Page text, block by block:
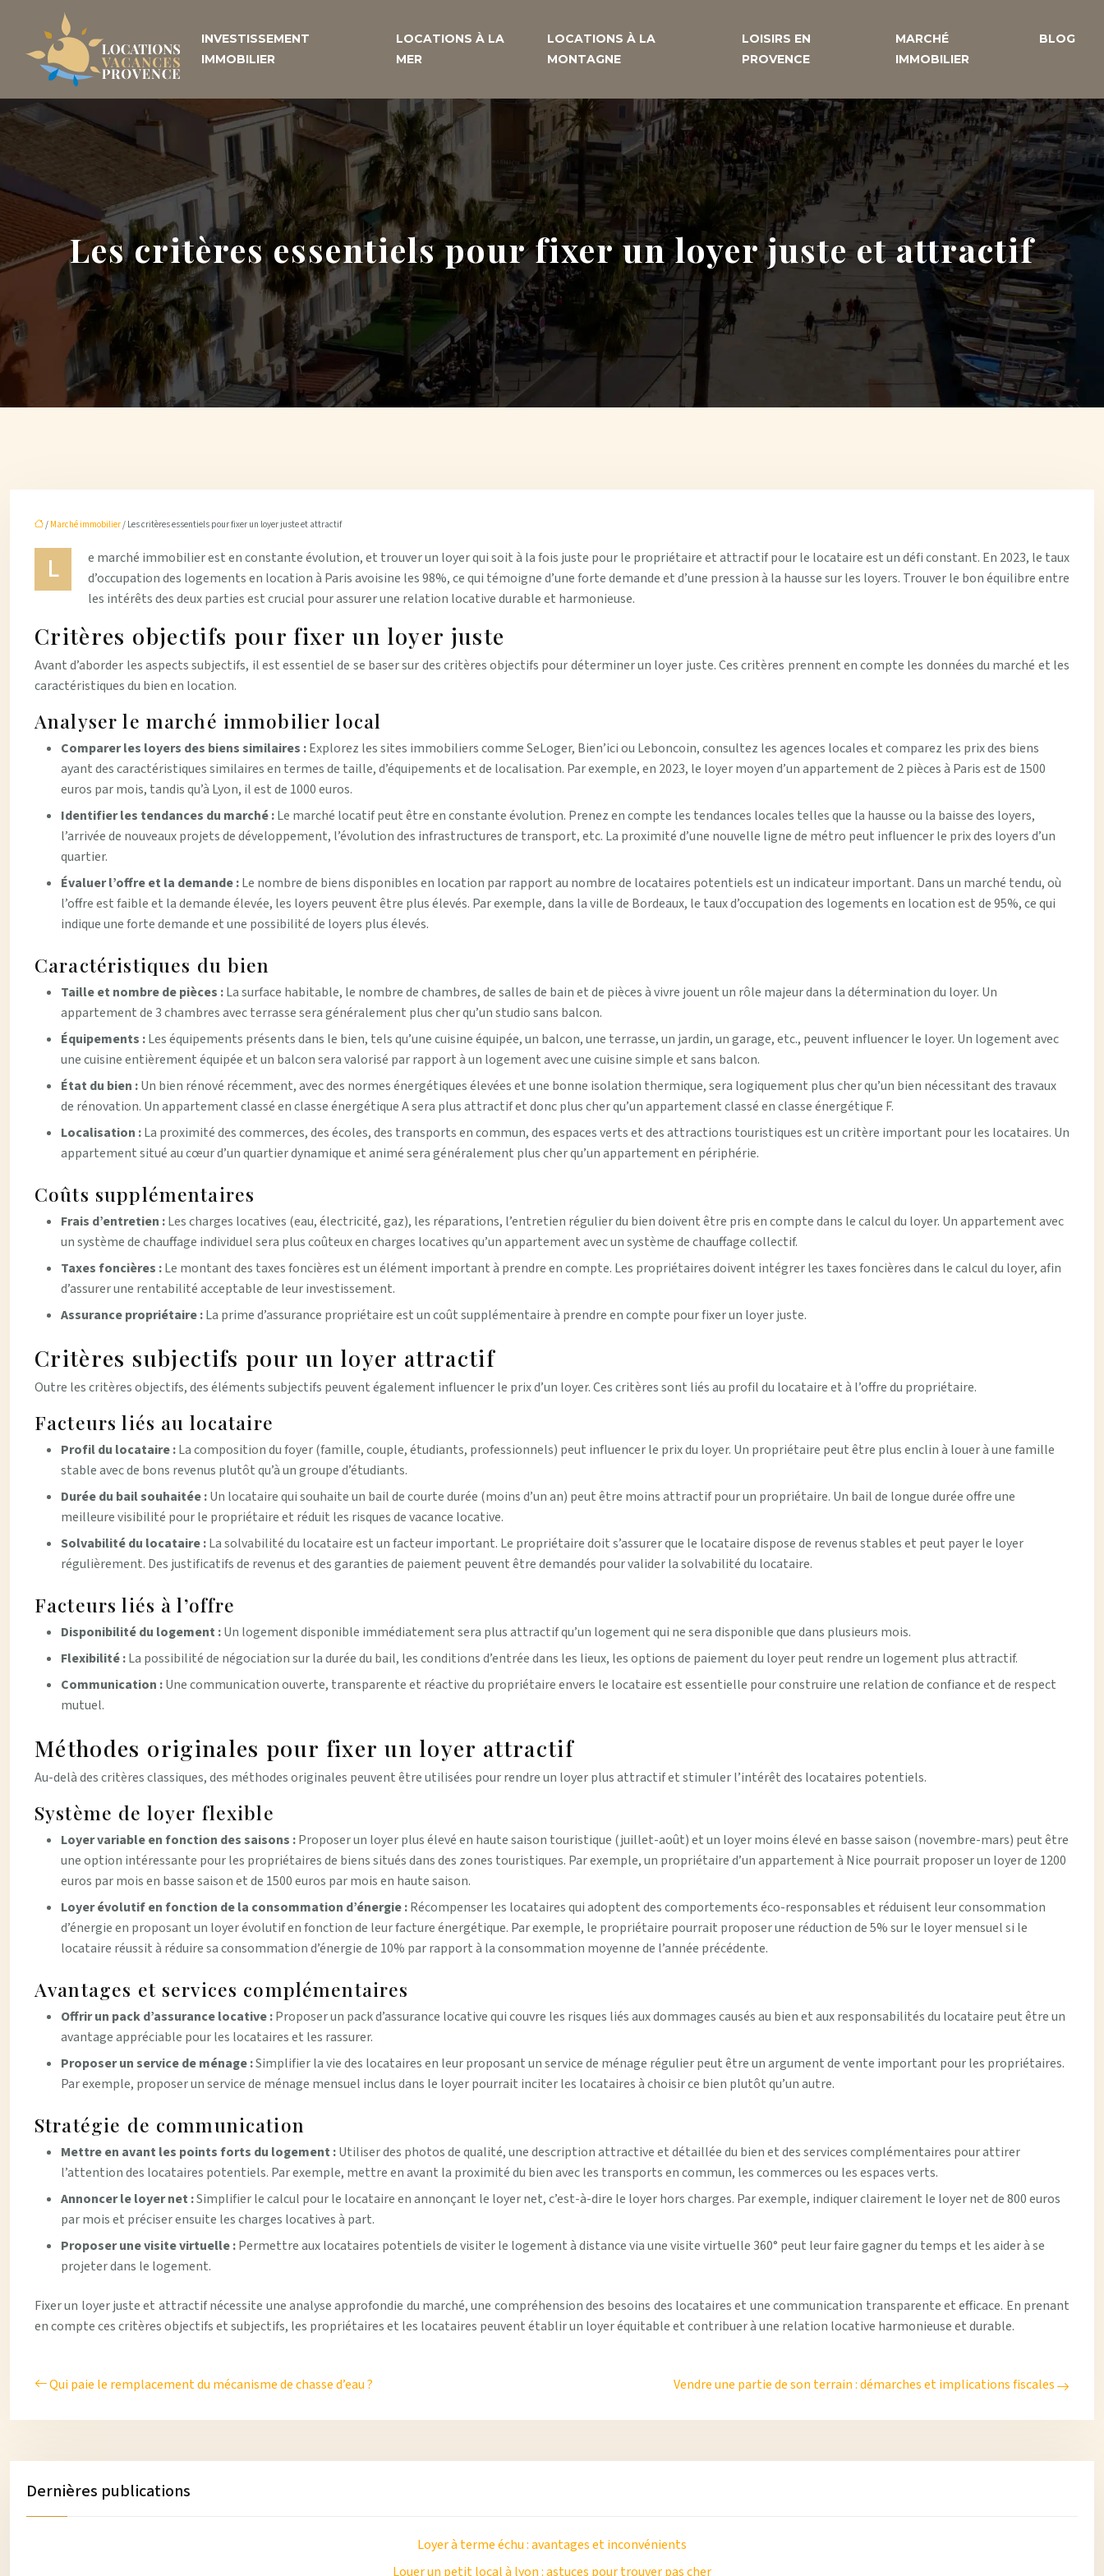
INVESTISSEMENT
IMMOBILIER
LOCATIONS À LA
MER
LOCATIONS À LA
MONTAGNE
LOISIRS EN
PROVENCE
MARCHÉ
IMMOBILIER
BLOG
Les critères essentiels pour fixer un loyer juste et attractif
/ Marché immobilier/ Les critères essentiels pour fixer un loyer juste et attractif
L
e marché immobilier est en constante évolution, et trouver un loyer qui soit à la fois juste pour le propriétaire et attractif pour le locataire est un défi constant. En 2023, le taux
d’occupation des logements en location à Paris avoisine les 98%, ce qui témoigne d’une forte demande et d’une pression à la hausse sur les loyers. Trouver le bon équilibre entre
les intérêts des deux parties est crucial pour assurer une relation locative durable et harmonieuse.
Critères objectifs pour fixer un loyer juste
Avant d’aborder les aspects subjectifs, il est essentiel de se baser sur des critères objectifs pour déterminer un loyer juste. Ces critères prennent en compte les données du marché et les
caractéristiques du bien en location.
Analyser le marché immobilier local
Comparer les loyers des biens similaires :Explorez les sites immobiliers comme SeLoger, Bien’ici ou Leboncoin, consultez les agences locales et comparez les prix des biens
ayant des caractéristiques similaires en termes de taille, d’équipements et de localisation. Par exemple, en 2023, le loyer moyen d’un appartement de 2 pièces à Paris est de 1500
euros par mois, tandis qu’à Lyon, il est de 1000 euros.
Identifier les tendances du marché :Le marché locatif peut être en constante évolution. Prenez en compte les tendances locales telles que la hausse ou la baisse des loyers,
l’arrivée de nouveaux projets de développement, l’évolution des infrastructures de transport, etc. La proximité d’une nouvelle ligne de métro peut influencer le prix des loyers d’un
quartier.
Évaluer l’offre et la demande :Le nombre de biens disponibles en location par rapport au nombre de locataires potentiels est un indicateur important. Dans un marché tendu, où
l’offre est faible et la demande élevée, les loyers peuvent être plus élevés. Par exemple, dans la ville de Bordeaux, le taux d’occupation des logements en location est de 95%, ce qui
indique une forte demande et une possibilité de loyers plus élevés.
Caractéristiques du bien
Taille et nombre de pièces :La surface habitable, le nombre de chambres, de salles de bain et de pièces à vivre jouent un rôle majeur dans la détermination du loyer. Un
appartement de 3 chambres avec terrasse sera généralement plus cher qu’un studio sans balcon.
Équipements :Les équipements présents dans le bien, tels qu’une cuisine équipée, un balcon, une terrasse, un jardin, un garage, etc., peuvent influencer le loyer. Un logement avec
une cuisine entièrement équipée et un balcon sera valorisé par rapport à un logement avec une cuisine simple et sans balcon.
État du bien :Un bien rénové récemment, avec des normes énergétiques élevées et une bonne isolation thermique, sera logiquement plus cher qu’un bien nécessitant des travaux
de rénovation. Un appartement classé en classe énergétique A sera plus attractif et donc plus cher qu’un appartement classé en classe énergétique F.
Localisation :La proximité des commerces, des écoles, des transports en commun, des espaces verts et des attractions touristiques est un critère important pour les locataires. Un
appartement situé au cœur d’un quartier dynamique et animé sera généralement plus cher qu’un appartement en périphérie.
Coûts supplémentaires
Frais d’entretien :Les charges locatives (eau, électricité, gaz), les réparations, l’entretien régulier du bien doivent être pris en compte dans le calcul du loyer. Un appartement avec
un système de chauffage individuel sera plus coûteux en charges locatives qu’un appartement avec un système de chauffage collectif.
Taxes foncières :Le montant des taxes foncières est un élément important à prendre en compte. Les propriétaires doivent intégrer les taxes foncières dans le calcul du loyer, afin
d’assurer une rentabilité acceptable de leur investissement.
Assurance propriétaire :La prime d’assurance propriétaire est un coût supplémentaire à prendre en compte pour fixer un loyer juste.
Critères subjectifs pour un loyer attractif
Outre les critères objectifs, des éléments subjectifs peuvent également influencer le prix d’un loyer. Ces critères sont liés au profil du locataire et à l’offre du propriétaire.
Facteurs liés au locataire
Profil du locataire :La composition du foyer (famille, couple, étudiants, professionnels) peut influencer le prix du loyer. Un propriétaire peut être plus enclin à louer à une famille
stable avec de bons revenus plutôt qu’à un groupe d’étudiants.
Durée du bail souhaitée :Un locataire qui souhaite un bail de courte durée (moins d’un an) peut être moins attractif pour un propriétaire. Un bail de longue durée offre une
meilleure visibilité pour le propriétaire et réduit les risques de vacance locative.
Solvabilité du locataire :La solvabilité du locataire est un facteur important. Le propriétaire doit s’assurer que le locataire dispose de revenus stables et peut payer le loyer
régulièrement. Des justificatifs de revenus et des garanties de paiement peuvent être demandés pour valider la solvabilité du locataire.
Facteurs liés à l’offre
Disponibilité du logement :Un logement disponible immédiatement sera plus attractif qu’un logement qui ne sera disponible que dans plusieurs mois.
Flexibilité :La possibilité de négociation sur la durée du bail, les conditions d’entrée dans les lieux, les options de paiement du loyer peut rendre un logement plus attractif.
Communication :Une communication ouverte, transparente et réactive du propriétaire envers le locataire est essentielle pour construire une relation de confiance et de respect
mutuel.
Méthodes originales pour fixer un loyer attractif
Au-delà des critères classiques, des méthodes originales peuvent être utilisées pour rendre un loyer plus attractif et stimuler l’intérêt des locataires potentiels.
Système de loyer flexible
Loyer variable en fonction des saisons :Proposer un loyer plus élevé en haute saison touristique (juillet-août) et un loyer moins élevé en basse saison (novembre-mars) peut être
une option intéressante pour les propriétaires de biens situés dans des zones touristiques. Par exemple, un propriétaire d’un appartement à Nice pourrait proposer un loyer de 1200
euros par mois en basse saison et de 1500 euros par mois en haute saison.
Loyer évolutif en fonction de la consommation d’énergie :Récompenser les locataires qui adoptent des comportements éco-responsables et réduisent leur consommation
d’énergie en proposant un loyer évolutif en fonction de leur facture énergétique. Par exemple, le propriétaire pourrait proposer une réduction de 5% sur le loyer mensuel si le
locataire réussit à réduire sa consommation d’énergie de 10% par rapport à la consommation moyenne de l’année précédente.
Avantages et services complémentaires
Offrir un pack d’assurance locative :Proposer un pack d’assurance locative qui couvre les risques liés aux dommages causés au bien et aux responsabilités du locataire peut être un
avantage appréciable pour les locataires et les rassurer.
Proposer un service de ménage :Simplifier la vie des locataires en leur proposant un service de ménage régulier peut être un argument de vente important pour les propriétaires.
Par exemple, proposer un service de ménage mensuel inclus dans le loyer pourrait inciter les locataires à choisir ce bien plutôt qu’un autre.
Stratégie de communication
Mettre en avant les points forts du logement :Utiliser des photos de qualité, une description attractive et détaillée du bien et des services complémentaires pour attirer
l’attention des locataires potentiels. Par exemple, mettre en avant la proximité du bien avec les transports en commun, les commerces ou les espaces verts.
Annoncer le loyer net :Simplifier le calcul pour le locataire en annonçant le loyer net, c’est-à-dire le loyer hors charges. Par exemple, indiquer clairement le loyer net de 800 euros
par mois et préciser ensuite les charges locatives à part.
Proposer une visite virtuelle :Permettre aux locataires potentiels de visiter le logement à distance via une visite virtuelle 360° peut leur faire gagner du temps et les aider à se
projeter dans le logement.
Fixer un loyer juste et attractif nécessite une analyse approfondie du marché, une compréhension des besoins des locataires et une communication transparente et efficace. En prenant
en compte ces critères objectifs et subjectifs, les propriétaires et les locataires peuvent établir un loyer équitable et contribuer à une relation locative harmonieuse et durable.
Qui paie le remplacement du mécanisme de chasse d’eau ? Vendre une partie de son terrain : démarches et implications fiscales
Dernières publications
Loyer à terme échu : avantages et inconvénients
Louer un petit local à lyon : astuces pour trouver pas cher